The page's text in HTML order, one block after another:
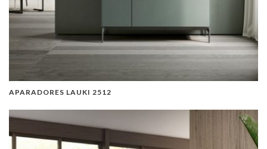
APARADORES LAUKI 2512